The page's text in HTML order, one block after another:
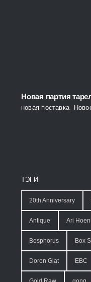
Новая партия
новая поставка
ТЭГИ
20th Anniversary
Antique Ari
Bosphorus Box
Doron Giat EBC